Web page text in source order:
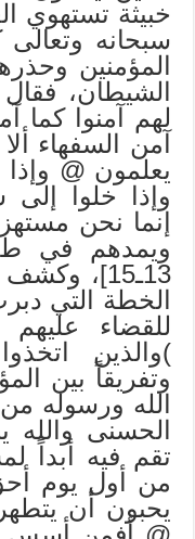
خبيثة تستهوي
سبحانه
المؤمنين
الشيطان،
لهم آمنوا كما
آمن السفهاء
يعلمون @ وإذا
وإذا خلوا إلى
إنما نحن
ويمدهم في
13ـ15]،
الخطة التي
للقضاء
)والذين
وتفريقاً بين
الله ورسوله من
الحسنى والله
تقم فيه أبداً
من أول يوم
يحبون أن